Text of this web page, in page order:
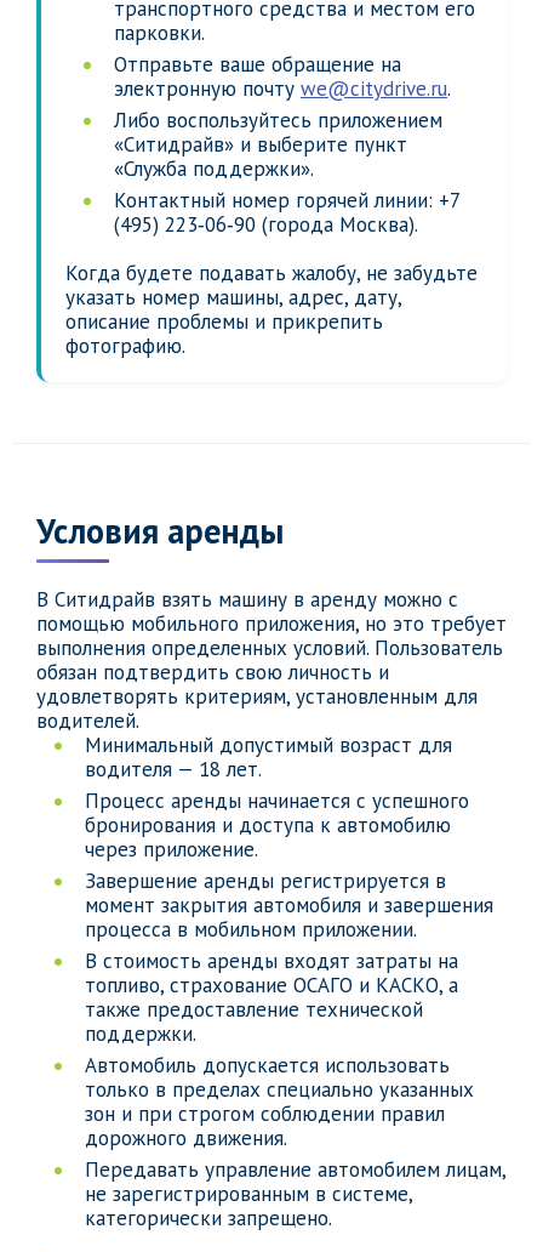
транспортного средства и местом его
парковки.
Отправьте ваше обращение на
электронную почту we@citydrive.ru.
Либо воспользуйтесь приложением
«Ситидрайв» и выберите пункт
«Служба поддержки».
Контактный номер горячей линии: +7
(495) 223‑06‑90 (города Москва).
Когда будете подавать жалобу, не забудьте
указать номер машины, адрес, дату,
описание проблемы и прикрепить
фотографию.
Условия аренды
В Ситидрайв взять машину в аренду можно с
помощью мобильного приложения, но это требует
выполнения определенных условий. Пользователь
обязан подтвердить свою личность и
удовлетворять критериям, установленным для
водителей.
Минимальный допустимый возраст для
водителя — 18 лет.
Процесс аренды начинается с успешного
бронирования и доступа к автомобилю
через приложение.
Завершение аренды регистрируется в
момент закрытия автомобиля и завершения
процесса в мобильном приложении.
В стоимость аренды входят затраты на
топливо, страхование ОСАГО и КАСКО, а
также предоставление технической
поддержки.
Автомобиль допускается использовать
только в пределах специально указанных
зон и при строгом соблюдении правил
дорожного движения.
Передавать управление автомобилем лицам,
не зарегистрированным в системе,
категорически запрещено.